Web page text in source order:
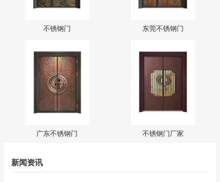
不锈钢门 东莞不锈钢门
广东不锈钢门 不锈钢门厂家
新闻资讯